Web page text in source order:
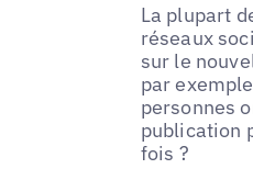
La plupart
réseaux
sur le
par
personnes
publication
fois ?